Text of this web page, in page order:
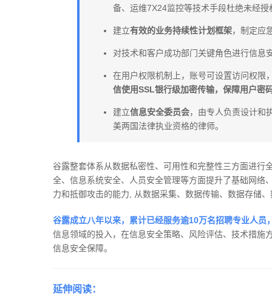
备、运维7X24监控等技术手段杜绝未经授
建立有效的业务持续性计划框架，制定应
对技术和客户成功部门关键角色进行信息
在用户权限机制上，账号可设置访问权限
信使用SSL银行级加密传输，保障用户密
建立信息安全委员会，由专人负责设计和
美两国法律执业资格的律师。
谷露整套体系从数据私密性、可用性和完整性三方面进行
全、信息系统安全、人员安全管理等方面提升了基础网络
力和抵御攻击的能力, 从数据采集、数据传输、数据存储
谷露成立八年以来，累计已经服务逾10万名招聘专业人员
信息领域的投入，在信息安全策略、风险评估、技术措施
信息安全保障。
延伸阅读：